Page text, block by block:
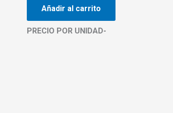
Añadir al carrito
PRECIO POR UNIDAD-